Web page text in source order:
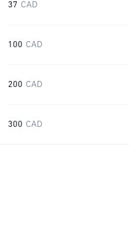
37 CAD
100 CAD
200 CAD
300 CAD